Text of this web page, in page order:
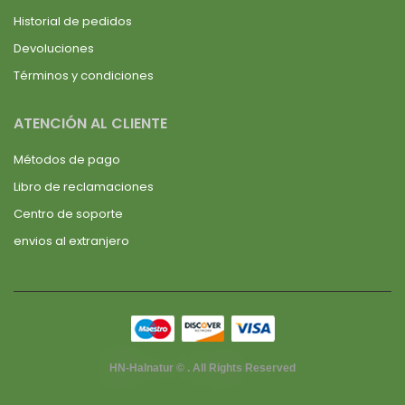
Historial de pedidos
Devoluciones
Términos y condiciones
ATENCIÓN AL CLIENTE
Métodos de pago
Libro de reclamaciones
Centro de soporte
envios al extranjero
HN-Halnatur © . All Rights Reserved